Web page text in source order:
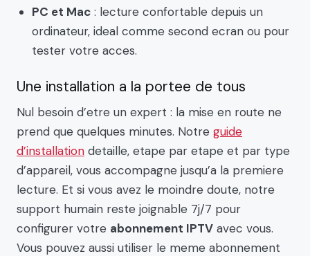
PC et Mac : lecture confortable depuis un
ordinateur, ideal comme second ecran ou pour
tester votre acces.
Une installation a la portee de tous
Nul besoin d’etre un expert : la mise en route ne
prend que quelques minutes. Notre guide
d’installation detaille, etape par etape et par type
d’appareil, vous accompagne jusqu’a la premiere
lecture. Et si vous avez le moindre doute, notre
support humain reste joignable 7j/7 pour
configurer votre abonnement IPTV avec vous.
Vous pouvez aussi utiliser le meme abonnement